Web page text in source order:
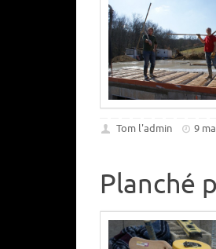
Tom l'admin 9
Planché